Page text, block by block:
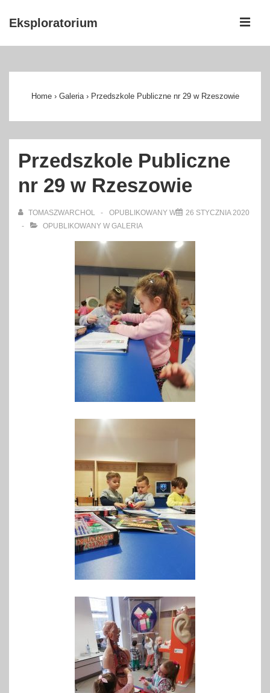
Skip
Content
Eksploratorium
nawigacja
Home › Galeria › Przedszkole Publiczne nr 29 w Rzeszowie
Przedszkole Publiczne
nr 29 w Rzeszowie
TOMASZWARCHOL OPUBLIKOWANY W
26 STYCZNIA 2020
OPUBLIKOWANY W GALERIA